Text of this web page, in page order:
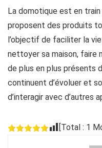
La domotique est en
proposent des produits
l’objectif de faciliter la
nettoyer sa maison, faire
de plus en plus présents
continuent d’évoluer et
d’interagir avec d’autres
[Total : 1